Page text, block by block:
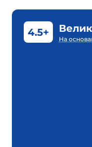
4.5+
На